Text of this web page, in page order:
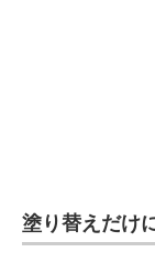
塗り替えだけ